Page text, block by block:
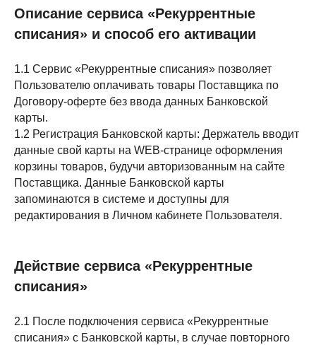
Описание сервиса «Рекуррентные
списания» и способ его активации
1.1 Сервис «Рекуррентные списания» позволяет
Пользователю оплачивать товары Поставщика по
Договору-оферте без ввода данных Банковской
карты.
1.2 Регистрация Банковской карты: Держатель вводит
данные свой карты на WEB-странице оформления
корзины товаров, будучи авторизованным на сайте
Поставщика. Данные Банковской карты
запоминаются в системе и доступны для
редактирования в Личном кабинете Пользователя.
Действие сервиса «Рекуррентные
списания»
2.1 После подключения сервиса «Рекуррентные
списания» с Банковской карты, в случае повторного